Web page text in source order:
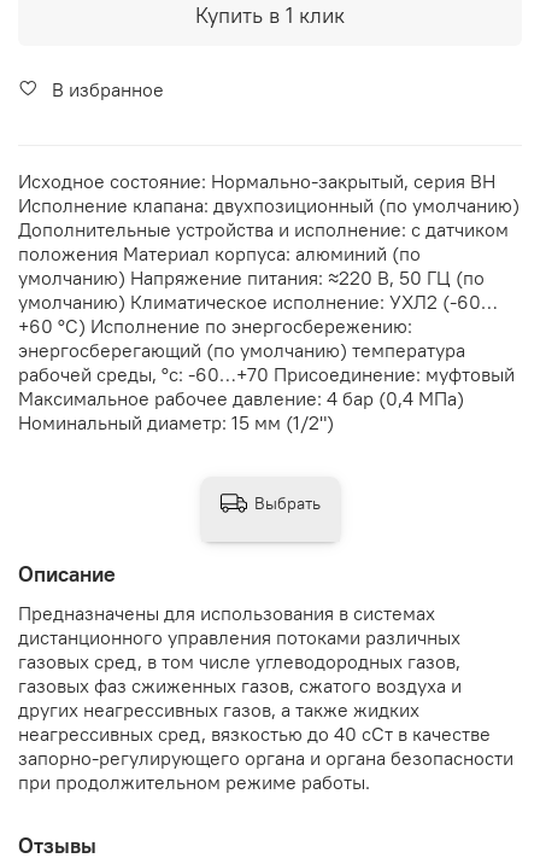
Купить в 1 клик
В избранное
Исходное состояние: Нормально-закрытый, серия ВН
Исполнение клапана: двухпозиционный (по умолчанию)
Дополнительные устройства и исполнение: с датчиком
положения Материал корпуса: алюминий (по
умолчанию) Напряжение питания: ≈220 В, 50 ГЦ (по
умолчанию) Климатическое исполнение: УХЛ2 (-60…
+60 °С) Исполнение по энергосбережению:
энергосберегающий (по умолчанию) температура
рабочей среды, °с: -60…+70 Присоединение: муфтовый
Максимальное рабочее давление: 4 бар (0,4 МПа)
Номинальный диаметр: 15 мм (1/2")
Описание
Предназначены для использования в системах
дистанционного управления потоками различных
газовых сред, в том числе углеводородных газов,
газовых фаз сжиженных газов, сжатого воздуха и
других неагрессивных газов, а также жидких
неагрессивных сред, вязкостью до 40 сСт в качестве
запорно-регулирующего органа и органа безопасности
при продолжительном режиме работы.
Отзывы
Выбрать